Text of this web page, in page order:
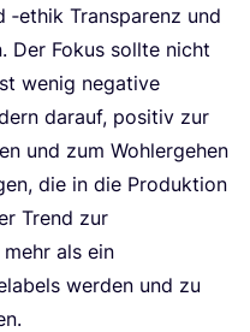
‑ethik Trans­pa­renz und
Der Fokus soll­te nicht
wenig nega­ti­ve
dar­auf, posi­tiv zur
und zum Wohl­erge­hen
die in die Pro­duk­ti­on
Trend zur
als ein
wer­den und zu